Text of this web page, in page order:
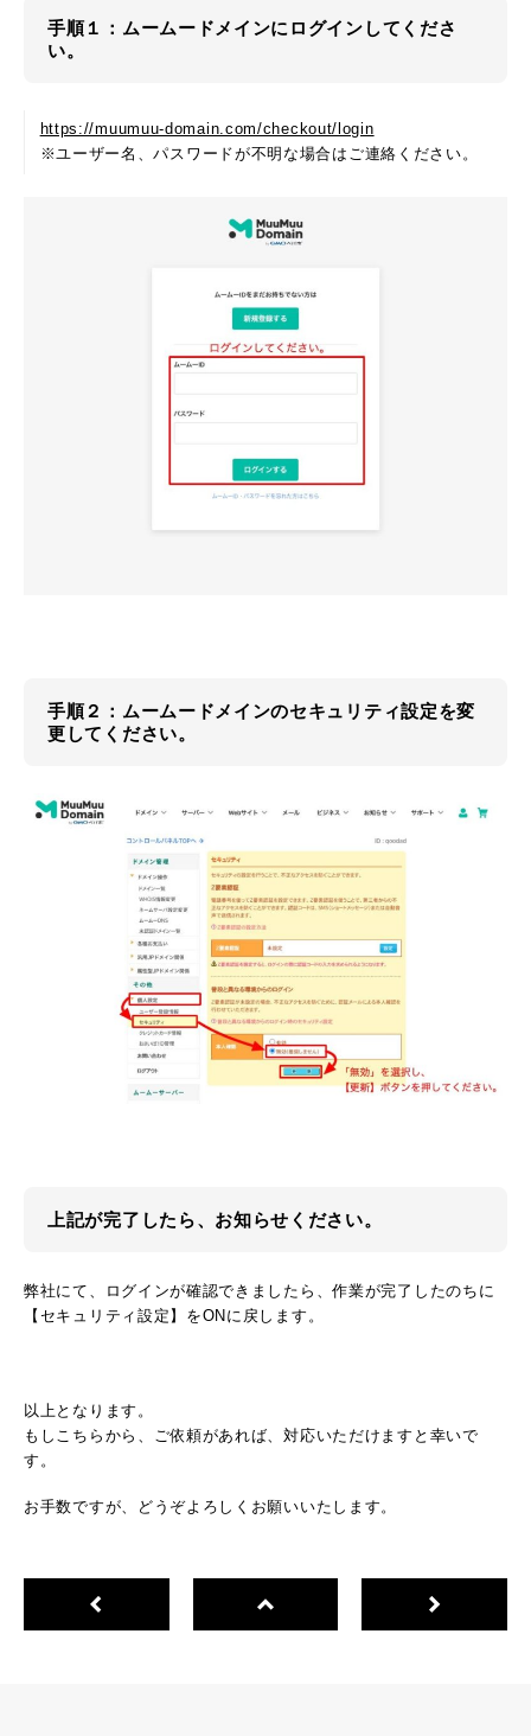
手順１：ムームードメインにログインしてくださ
い。
https://muumuu-domain.com/checkout/login
※ユーザー名、パスワードが不明な場合はご連絡ください。
手順２：ムームードメインのセキュリティ設定を変
更してください。
上記が完了したら、お知らせください。
弊社にて、ログインが確認できましたら、作業が完了したのちに
【セキュリティ設定】をONに戻します。
以上となります。
もしこちらから、ご依頼があれば、対応いただけますと幸いで
す。
お手数ですが、どうぞよろしくお願いいたします。